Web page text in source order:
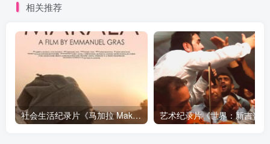
相关推荐
社会生活纪录片《马加拉 Makala》下载